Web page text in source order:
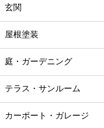
玄関
屋根塗装
庭・ガーデニング
テラス・サンルーム
カーポート・ガレージ